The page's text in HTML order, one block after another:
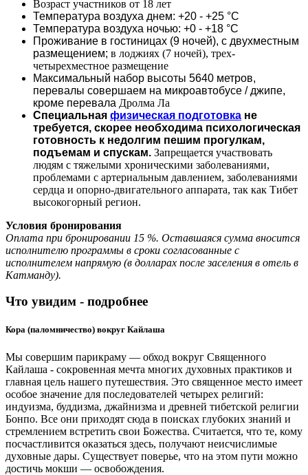
Возраст участников от 18 лет
Температура воздуха днем: +20 - +25 °С
Температура воздуха ночью: +0 - +18 °С
Проживание в гостиницах (9 ночей), с двухместным
размещением; в лоджиях (7 ночей), трех-
четырехместное размещение
Максимальный набор высоты 5640 метров,
перевалы совершаем на микроавтобусе / джипе,
кроме перевала Дролма Ла
Специальная физическая подготовка не
требуется, скорее необходима психологическая
готовность к недолгим пешим прогулкам,
подъемам и спускам. Запрещается участвовать
людям с тяжелыми хроническими заболеваниями,
проблемами с артериальным давлением, заболеваниями
сердца и опорно-двигательного аппарата, так как Тибет
высокогорный регион.
Условия бронирования
Оплата при бронировании 15 %. Оставшаяся сумма вносится
исполнителю программы в сроки согласованные с
исполнителем напрямую (в долларах после заселения в отель в
Катманду).
Что увидим - подробнее
Кора (паломничество) вокруг Кайлаша
Мы совершим парикраму — обход вокруг Священного
Кайлаша - сокровенная мечта многих духовных практиков и
главная цель нашего путешествия. Это священное место имеет
особое значение для последователей четырех религий:
индуизма, буддизма, джайнизма и древней тибетской религии
Бонпо. Все они приходят сюда в поисках глубоких знаний и
стремлением встретить свои Божества. Считается, что те, кому
посчастливится оказаться здесь, получают неисчислимые
духовные дары. Существует поверье, что на этом пути можно
достичь мокши — освобождения.